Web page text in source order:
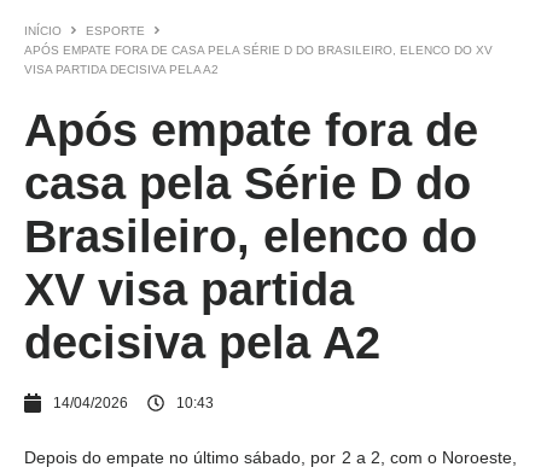
INÍCIO
ESPORTE
APÓS EMPATE FORA DE CASA PELA SÉRIE D DO BRASILEIRO, ELENCO DO XV
VISA PARTIDA DECISIVA PELA A2
Após empate fora de
casa pela Série D do
Brasileiro, elenco do
XV visa partida
decisiva pela A2
14/04/2026 10:43
Depois do empate no último sábado, por 2 a 2, com o Noroeste,